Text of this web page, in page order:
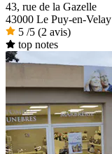
43, rue de la Gazelle
43000 Le Puy-en-Velay
5 /5 (2 avis)
top notes